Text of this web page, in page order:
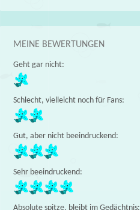
MEINE BEWERTUNGEN
Geht gar nicht:
Schlecht, vielleicht noch für Fans:
Gut, aber nicht beeindruckend:
Sehr beeindruckend:
Absolute spitze, bleibt im Gedächtnis: